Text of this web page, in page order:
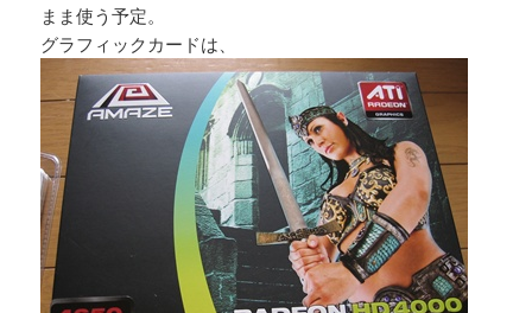
まま使う予定。
グラフィックカードは、